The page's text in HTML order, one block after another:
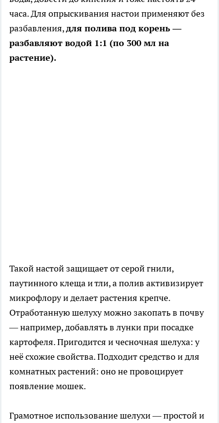
часа. Для опрыскивания настои применяют без
разбавления,для полива под корень —
разбавляют водой 1:1 (по 300 мл на
растение).
Такой настой защищает от серой гнили,
паутинного клеща и тли, а полив активизирует
микрофлору и делает растения крепче.
Отработанную шелуху можно закопать в почву
— например, добавлять в лунки при посадке
картофеля. Пригодится и чесночная шелуха: у
неё схожие свойства. Подходит средство и для
комнатных растений: оно не провоцирует
появление мошек.
Грамотное использование шелухи — простой и